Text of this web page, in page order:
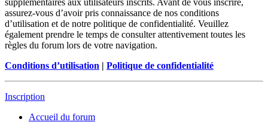
supplémentaires aux utilisateurs inscrits. Avant de vous inscrire,
assurez-vous d’avoir pris connaissance de nos conditions
d’utilisation et de notre politique de confidentialité. Veuillez
également prendre le temps de consulter attentivement toutes les
règles du forum lors de votre navigation.
Conditions d’utilisation | Politique de confidentialité
Inscription
Accueil du forum